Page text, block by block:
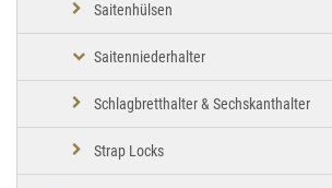
Saitenhülsen
Saitenniederhalter
Schlagbretthalter & Sechskanthalter
Strap Locks